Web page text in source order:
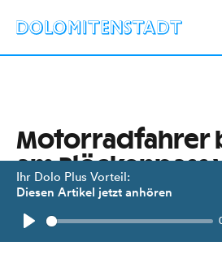
Ihr Dolo Plus Vorteil:
Diesen Artikel jetzt anhören
Play
Motorradfahrer
am Plöckenpass
Riskantes
einer Kollision mit